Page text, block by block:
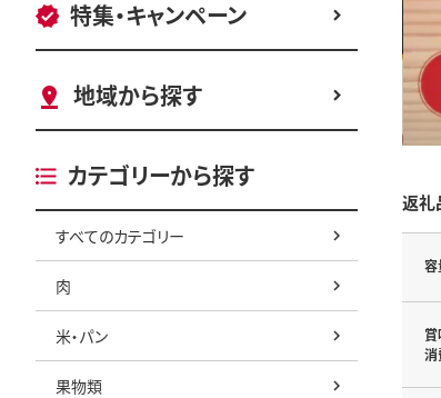
特集・キャンペーン
地域から探す
カテゴリーから探す
すべてのカテゴリー
肉
米・パン
果物類
返礼
容
消